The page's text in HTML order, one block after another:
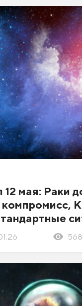
12 мая: Раки
568